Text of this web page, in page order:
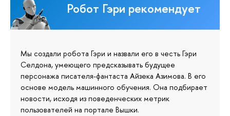
Робот Гэри рекомендует
Мы создали робота Гэри и назвали его в честь Гэри
Селдона, умеющего предсказывать будущее
персонажа писателя-фантаста Айзека Азимова. В его
основе модель машинного обучения. Она подбирает
новости, исходя из поведенческих метрик
пользователей на портале Вышки.